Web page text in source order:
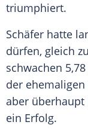
triumphiert.
Schäfer hatte
dürfen, gleich
schwachen
der ehemaligen
aber überhaupt
ein Erfolg.